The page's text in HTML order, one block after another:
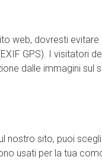
web, dovresti
GPS). I visitatori
dalle immagini sul
nostro sito, puoi
usati per la tua